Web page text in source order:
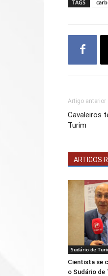
TAGS
Artigo anterior
Cavaleiros
Turim
ARTIGOS
Sudário de
Cientista se
o Sudário de